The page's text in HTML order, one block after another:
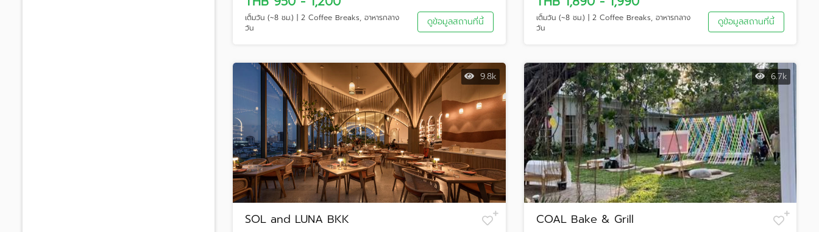
เต็มวัน (~8 ชม.) | 2 Coffee Breaks, อาหารกลาง
วัน
ดูข้อมูลสถานที่นี้
เต็มวัน (~8 ชม.) | 2 Coffee Breaks, อาหารกลาง
วัน
ดูข้อมูลสถานที่นี้
9.8k
SOL and LUNA BKK
6.7k
COAL Bake & Grill